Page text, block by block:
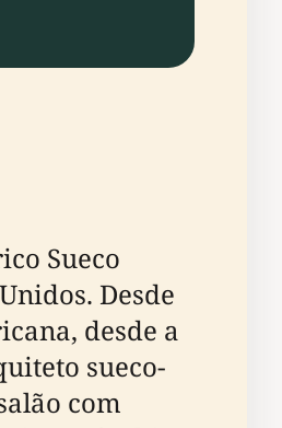
Sueco
Desde
desde a
sueco-
com